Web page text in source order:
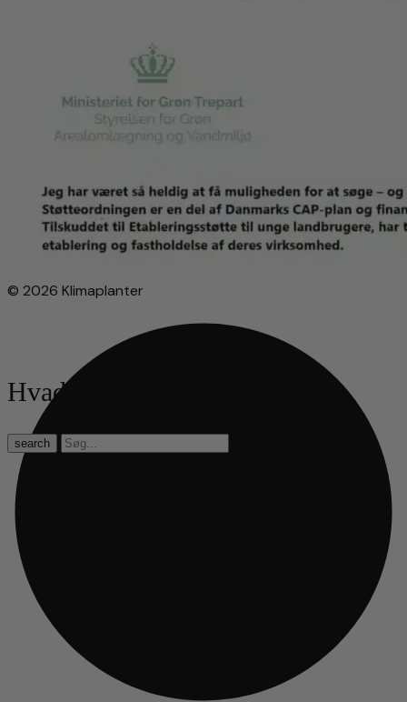
© 2026 Klimaplanter
Hvad leder du efter?
search